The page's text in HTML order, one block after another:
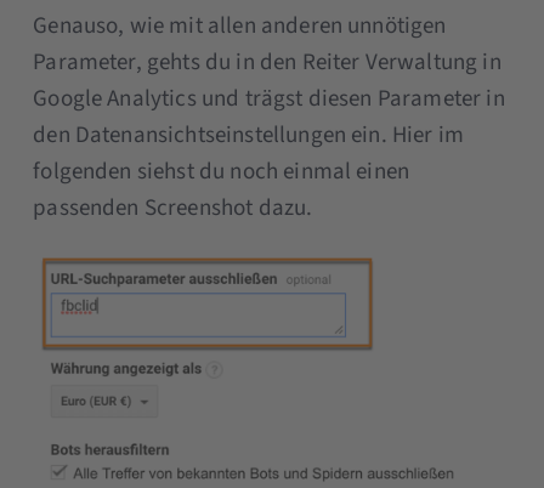
Genauso, wie mit allen anderen unnötigen
Parameter, gehts du in den Reiter Verwaltung in
Google Analytics und trägst diesen Parameter in
den Datenansichtseinstellungen ein. Hier im
folgenden siehst du noch einmal einen
passenden Screenshot dazu.